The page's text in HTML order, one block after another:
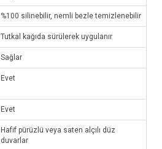
%100 silinebilir, nemli bezle temizlenebilir
Tutkal kağıda sürülerek uygulanır
Sağlar
Evet
Evet
Hafif pürüzlü veya saten alçılı düz
duvarlar